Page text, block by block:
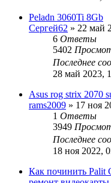
Peladn 3060Ti 8Gb
Сергей62 » 22 май
6 Ответы
5402
Последнее
28 май 2023,
Asus rog strix 2070
rams2009 » 17 ноя
1 Ответы
3949
Последнее
18 ноя 2022,
Как починить Palit